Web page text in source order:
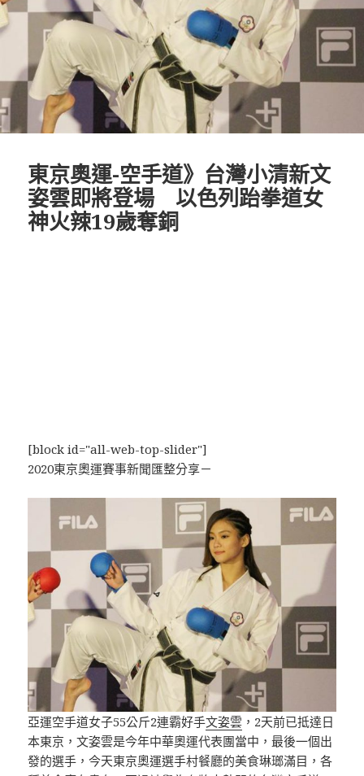
東京奧運-空手道》台灣小清新文
姿雲即將登場 以色列跆拳道女
神火辣19歲奪銅
[block id="all-web-top-slider"]
2020東京奧運賽事新聞匯整分享－
亞運空手道女子55公斤2連霸好手文姿雲 ，2天前已抵達日
本東京，文姿雲是今年中華奧運代表團當中，最後一個出
發的選手，今天東京奧運選手村餐廳的美食琳瑯滿目，各